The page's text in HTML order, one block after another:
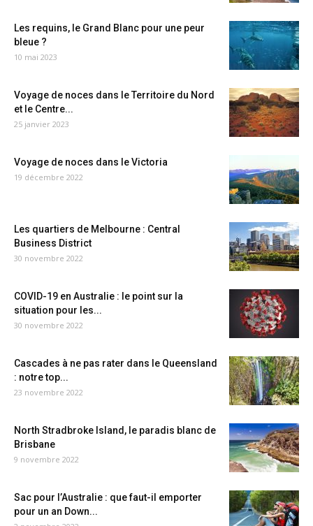
Les requins, le Grand Blanc pour une peur
bleue ?
10 mai 2023
Voyage de noces dans le Territoire du Nord
et le Centre...
25 janvier 2023
Voyage de noces dans le Victoria
19 décembre 2022
Les quartiers de Melbourne : Central
Business District
30 novembre 2022
COVID-19 en Australie : le point sur la
situation pour les...
30 novembre 2022
Cascades à ne pas rater dans le Queensland
: notre top...
23 novembre 2022
North Stradbroke Island, le paradis blanc de
Brisbane
9 novembre 2022
Sac pour l’Australie : que faut-il emporter
pour un an Down...